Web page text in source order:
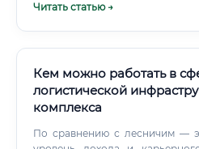
представлено несколько
Читать статью →
Кем можно работать в
логистической
комплекса
По сравнению с лесничим —